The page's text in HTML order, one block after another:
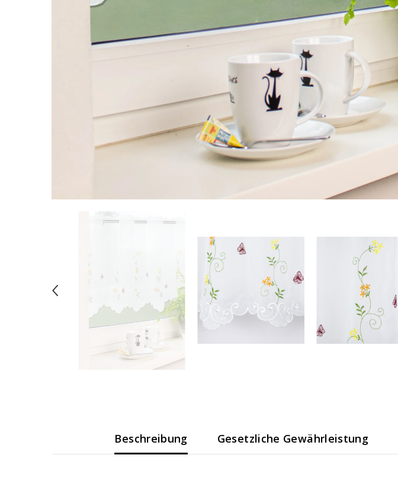
Beschreibung Gesetzliche Gewährleistung